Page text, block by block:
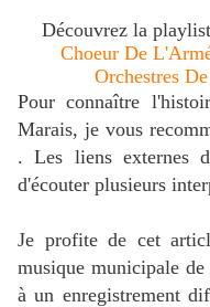
Découvrez la playlist
Choeur De
Orchestres
Pour connaître
Marais, je vous
. Les liens externes
d'écouter plusieurs
Je profite de cet
musique municipale
à un enregistrement